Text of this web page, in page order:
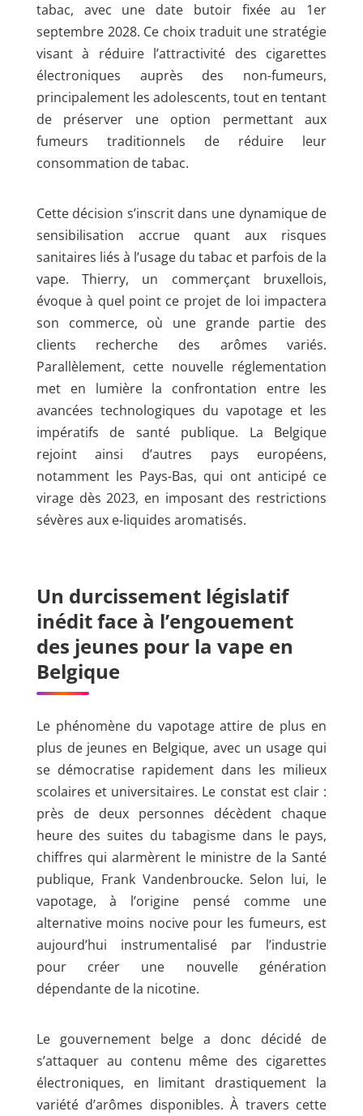
tabac, avec une date butoir fixée au 1er
septembre 2028. Ce choix traduit une stratégie
visant à réduire l’attractivité des cigarettes
électroniques auprès des non-fumeurs,
principalement les adolescents, tout en tentant
de préserver une option permettant aux
fumeurs traditionnels de réduire leur
consommation de tabac.
Cette décision s’inscrit dans une dynamique de
sensibilisation accrue quant aux risques
sanitaires liés à l’usage du tabac et parfois de la
vape. Thierry, un commerçant bruxellois,
évoque à quel point ce projet de loi impactera
son commerce, où une grande partie des
clients recherche des arômes variés.
Parallèlement, cette nouvelle réglementation
met en lumière la confrontation entre les
avancées technologiques du vapotage et les
impératifs de santé publique. La Belgique
rejoint ainsi d’autres pays européens,
notamment les Pays-Bas, qui ont anticipé ce
virage dès 2023, en imposant des restrictions
sévères aux e-liquides aromatisés.
Un durcissement législatif
inédit face à l’engouement
des jeunes pour la vape en
Belgique
Le phénomène du vapotage attire de plus en
plus de jeunes en Belgique, avec un usage qui
se démocratise rapidement dans les milieux
scolaires et universitaires. Le constat est clair :
près de deux personnes décèdent chaque
heure des suites du tabagisme dans le pays,
chiffres qui alarmèrent le ministre de la Santé
publique, Frank Vandenbroucke. Selon lui, le
vapotage, à l’origine pensé comme une
alternative moins nocive pour les fumeurs, est
aujourd’hui instrumentalisé par l’industrie
pour créer une nouvelle génération
dépendante de la nicotine.
Le gouvernement belge a donc décidé de
s’attaquer au contenu même des cigarettes
électroniques, en limitant drastiquement la
variété d’arômes disponibles. À travers cette